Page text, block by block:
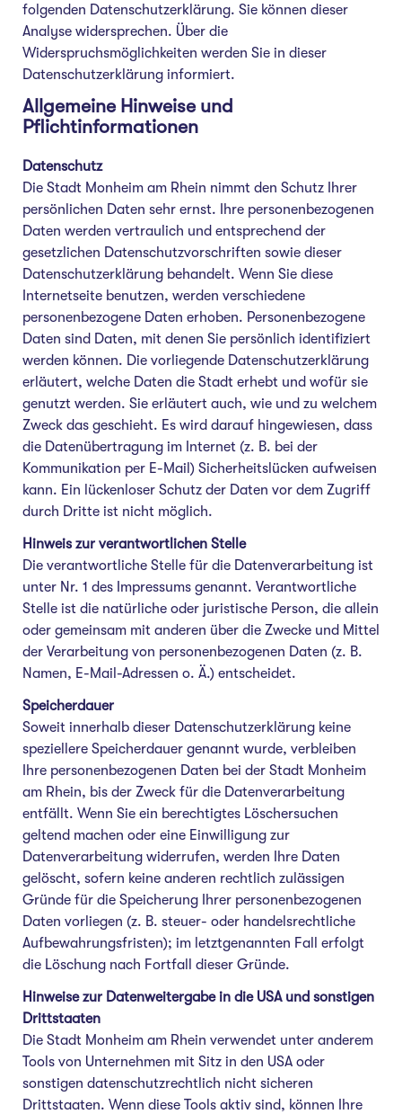
folgenden Datenschutzerklärung. Sie können dieser
Analyse widersprechen. Über die
Widerspruchsmöglichkeiten werden Sie in dieser
Datenschutzerklärung informiert.
Allgemeine Hinweise und
Pflichtinformationen
Datenschutz
Die Stadt Monheim am Rhein nimmt den Schutz Ihrer
persönlichen Daten sehr ernst. Ihre personenbezogenen
Daten werden vertraulich und entsprechend der
gesetzlichen Datenschutzvorschriften sowie dieser
Datenschutzerklärung behandelt. Wenn Sie diese
Internetseite benutzen, werden verschiedene
personenbezogene Daten erhoben. Personenbezogene
Daten sind Daten, mit denen Sie persönlich identifiziert
werden können. Die vorliegende Datenschutzerklärung
erläutert, welche Daten die Stadt erhebt und wofür sie
genutzt werden. Sie erläutert auch, wie und zu welchem
Zweck das geschieht. Es wird darauf hingewiesen, dass
die Datenübertragung im Internet (z. B. bei der
Kommunikation per E-Mail) Sicherheitslücken aufweisen
kann. Ein lückenloser Schutz der Daten vor dem Zugriff
durch Dritte ist nicht möglich.
Hinweis zur verantwortlichen Stelle
Die verantwortliche Stelle für die Datenverarbeitung ist
unter Nr. 1 des Impressums genannt. Verantwortliche
Stelle ist die natürliche oder juristische Person, die allein
oder gemeinsam mit anderen über die Zwecke und Mittel
der Verarbeitung von personenbezogenen Daten (z. B.
Namen, E-Mail-Adressen o. Ä.) entscheidet.
Speicherdauer
Soweit innerhalb dieser Datenschutzerklärung keine
speziellere Speicherdauer genannt wurde, verbleiben
Ihre personenbezogenen Daten bei der Stadt Monheim
am Rhein, bis der Zweck für die Datenverarbeitung
entfällt. Wenn Sie ein berechtigtes Löschersuchen
geltend machen oder eine Einwilligung zur
Datenverarbeitung widerrufen, werden Ihre Daten
gelöscht, sofern keine anderen rechtlich zulässigen
Gründe für die Speicherung Ihrer personenbezogenen
Daten vorliegen (z. B. steuer- oder handelsrechtliche
Aufbewahrungsfristen); im letztgenannten Fall erfolgt
die Löschung nach Fortfall dieser Gründe.
Hinweise zur Datenweitergabe in die USA und sonstigen
Drittstaaten
Die Stadt Monheim am Rhein verwendet unter anderem
Tools von Unternehmen mit Sitz in den USA oder
sonstigen datenschutzrechtlich nicht sicheren
Drittstaaten. Wenn diese Tools aktiv sind, können Ihre